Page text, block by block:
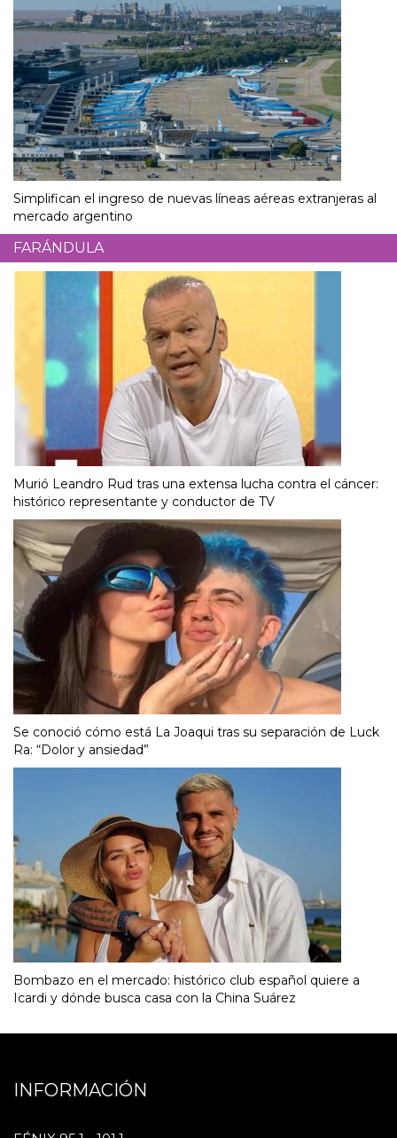
Simplifican el ingreso de nuevas líneas aéreas extranjeras al
mercado argentino
FARÁNDULA
Murió Leandro Rud tras una extensa lucha contra el cáncer:
histórico representante y conductor de TV
Se conoció cómo está La Joaqui tras su separación de Luck
Ra: “Dolor y ansiedad”
Bombazo en el mercado: histórico club español quiere a
Icardi y dónde busca casa con la China Suárez
INFORMACIÓN